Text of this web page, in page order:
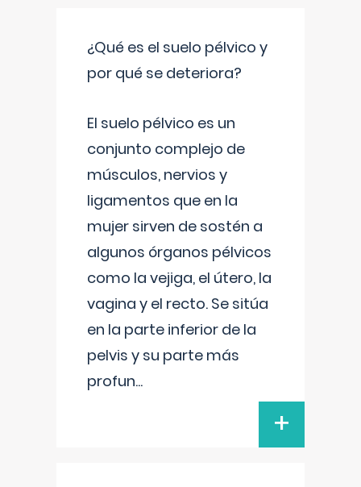
¿Qué es el suelo pélvico y
por qué se deteriora?
El suelo pélvico es un
conjunto complejo de
músculos, nervios y
ligamentos que en la
mujer sirven de sostén a
algunos órganos pélvicos
como la vejiga, el útero, la
vagina y el recto. Se sitúa
en la parte inferior de la
pelvis y su parte más
profun...
+